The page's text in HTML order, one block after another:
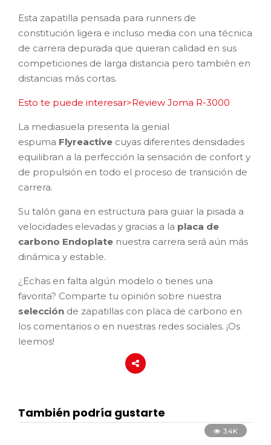
Esta zapatilla pensada para runners de
constitución ligera e incluso media con una técnica
de carrera depurada que quieran calidad en sus
competiciones de larga distancia pero también en
distancias más cortas.
Esto te puede interesar>Review Joma R-3000
La mediasuela presenta la genial
espuma Flyreactive cuyas diferentes densidades
equilibran a la perfección la sensación de confort y
de propulsión en todo el proceso de transición de
carrera.
Su talón gana en estructura para guiar la pisada a
velocidades elevadas y gracias a la placa de
carbono Endoplate nuestra carrera será aún más
dinámica y estable.
¿Echas en falta algún modelo o tienes una
favorita? Comparte tu opinión sobre nuestra
selección de zapatillas con placa de carbono en
los comentarios o en nuestras redes sociales. ¡Os
leemos!
También podría gustarte
3.4K